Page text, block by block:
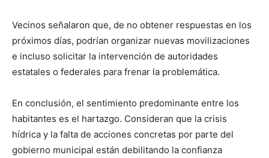
Vecinos señalaron que, de no obtener respuestas en los
próximos días, podrían organizar nuevas movilizaciones
e incluso solicitar la intervención de autoridades
estatales o federales para frenar la problemática.
En conclusión, el sentimiento predominante entre los
habitantes es el hartazgo. Consideran que la crisis
hídrica y la falta de acciones concretas por parte del
gobierno municipal están debilitando la confianza